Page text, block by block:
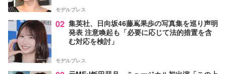
モデルプレス
02 集英社、日向坂46藤嶌果歩の写真集を巡り声明
発表 注意喚起も「必要に応じて法的措置を含
む対応を検討」
モデルプレス